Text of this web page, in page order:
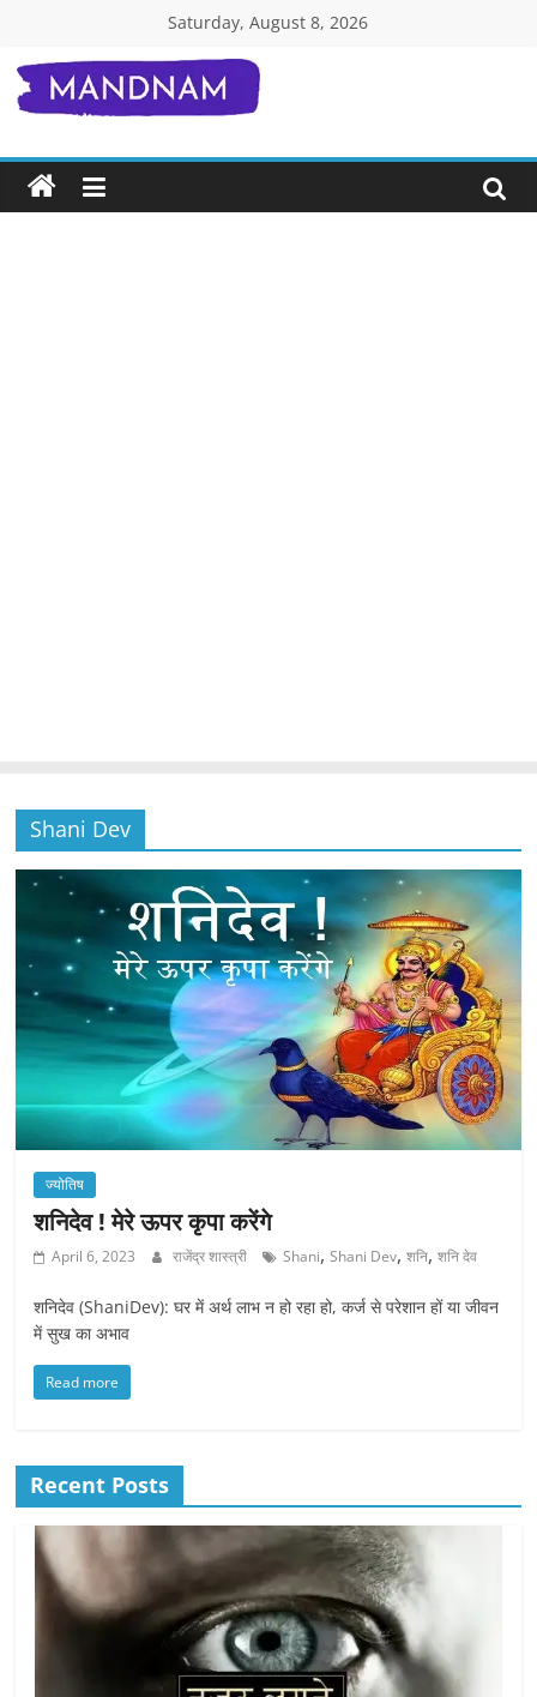
content
Saturday, August 8, 2026
Mandnam.com
जाने
एक-
Shani Dev
ज्योतिष
शनिदेव ! मेरे ऊपर कृपा करेंगे
April 6, 2023 राजेंद्र शास्त्री Shani,Shani Dev,शनि,शनि देव
शनिदेव (ShaniDev): घर में अर्थ लाभ न हो रहा हो, कर्ज से परेशान हों या जीवन
में सुख का अभाव
Read more
Recent Posts